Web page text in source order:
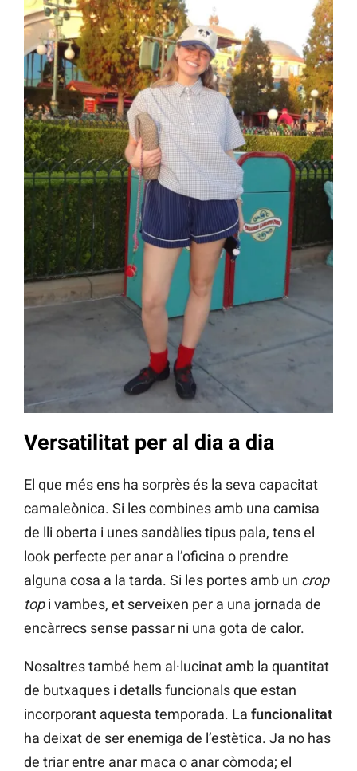
Versatilitat per al dia a dia
El que més ens ha sorprès és la seva capacitat
camaleònica. Si les combines amb una camisa
de lli oberta i unes sandàlies tipus pala, tens el
look perfecte per anar a l’oficina o prendre
alguna cosa a la tarda. Si les portes amb un crop
topi vambes, et serveixen per a una jornada de
encàrrecs sense passar ni una gota de calor.
Nosaltres també hem al·lucinat amb la quantitat
de butxaques i detalls funcionals que estan
incorporant aquesta temporada. La funcionalitat
ha deixat de ser enemiga de l’estètica. Ja no has
de triar entre anar maca o anar còmoda; el